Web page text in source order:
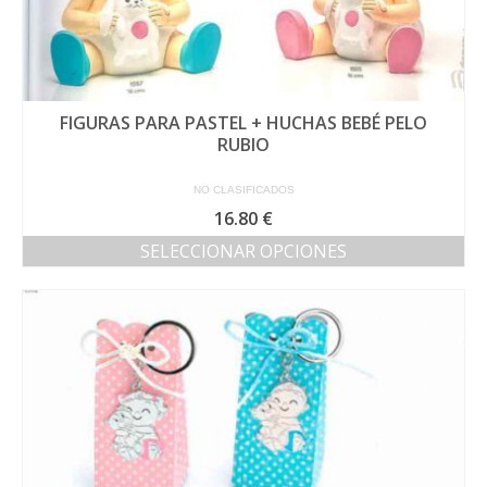
FIGURAS PARA PASTEL + HUCHAS BEBÉ PELO
RUBIO
NO CLASIFICADOS
16.80 €
SELECCIONAR OPCIONES
tiene
múltiples
variantes.
Las
opciones
se
pueden
elegir